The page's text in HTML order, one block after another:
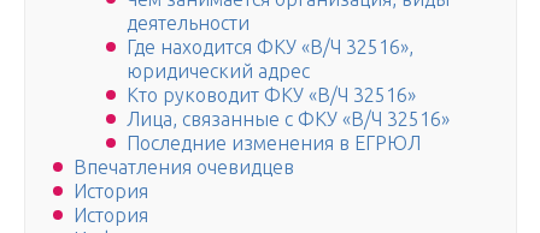
деятельности
Где находится ФКУ «В/Ч 32516»,
юридический адрес
Кто руководит ФКУ «В/Ч 32516»
Лица, связанные с ФКУ «В/Ч 32516»
Последние изменения в ЕГРЮЛ
Впечатления очевидцев
История
История